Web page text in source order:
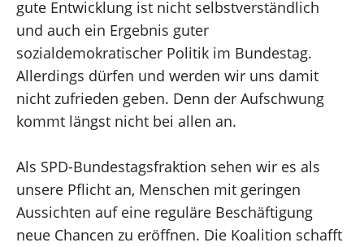
gute Entwicklung ist nicht selbstverständlich
und auch ein Ergebnis guter
sozialdemokratischer Politik im Bundestag.
Allerdings dürfen und werden wir uns damit
nicht zufrieden geben. Denn der Aufschwung
kommt längst nicht bei allen an.
Als SPD-Bundestagsfraktion sehen wir es als
unsere Pflicht an, Menschen mit geringen
Aussichten auf eine reguläre Beschäftigung
neue Chancen zu eröffnen. Die Koalition schafft